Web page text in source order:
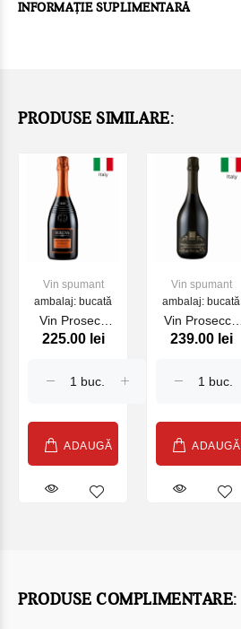
INFORMAȚIE SUPLIMENTARĂ
PRODUSE SIMILARE:
Vin spumant
ambalaj: bucată
Vin Proseco
Serena
DOCG
225.00 lei
ADAUGĂ
Vin spumant
ambalaj: bucată
Vin Prosecco
Millesimato Brut
750 ml
239.00 lei
ADAUGĂ
PRODUSE COMPLIMENTARE: